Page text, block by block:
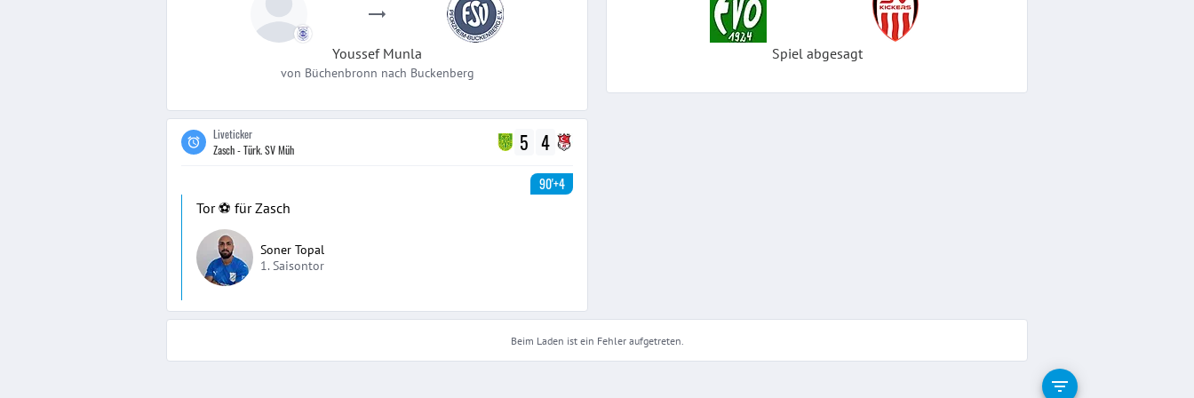
Youssef Munla
von Büchenbronn nach Buckenberg
Spiel abgesagt
Liveticker
Zasch - Türk. SV Müh
5 4
90'+4
Tor ⚽️ für Zasch
Soner Topal
1. Saisontor
Beim Laden ist ein Fehler aufgetreten.